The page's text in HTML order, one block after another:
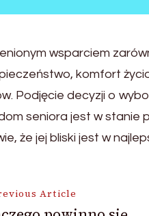
wsparciem
komfort
Podjęcie decyzji o
seniora jest w stanie
że jej bliski jest w
Article